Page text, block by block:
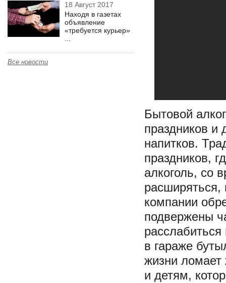
18 Август 2017
Находя в газетах
объявление
«требуется курьер»
Все новости
Бытовой
праздников и
напитков.
праздников,
алкоголь, со
расширяться,
компании
подвержены
в гараже
жизни
и детям,